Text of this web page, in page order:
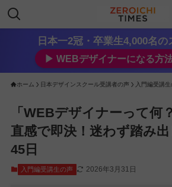
日本一2冠・卒業生4,000名
▶︎ WEBデザイナーになる方
ホーム 日本デザインスクール受講者の声 入門編受講生
「WEBデザイナーって何
直感で即決！迷わず踏み
45日
入門編受講生の声 2026年3月31日